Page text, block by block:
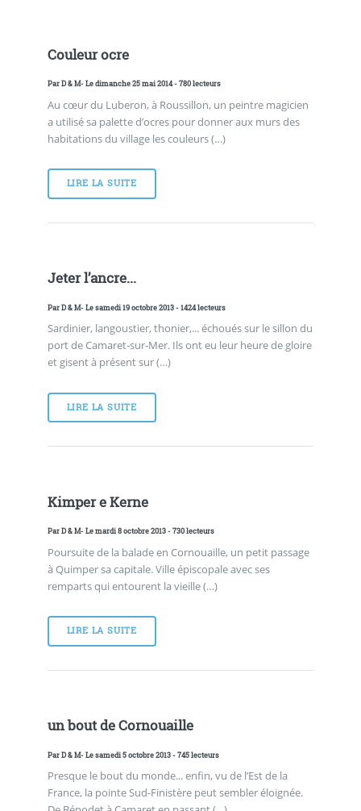
Couleur ocre
ParD & M- Le dimanche 25 mai 2014 - 780 lecteurs
Au cœur du Luberon, à Roussillon, un peintre magicien
a utilisé sa palette d’ocres pour donner aux murs des
habitations du village les couleurs (…)
LIRE LA SUITE
Jeter l’ancre...
ParD & M- Le samedi 19 octobre 2013 - 1424 lecteurs
Sardinier, langoustier, thonier,... échoués sur le sillon du
port de Camaret-sur-Mer. Ils ont eu leur heure de gloire
et gisent à présent sur (…)
LIRE LA SUITE
Kimper e Kerne
ParD & M- Le mardi 8 octobre 2013 - 730 lecteurs
Poursuite de la balade en Cornouaille, un petit passage
à Quimper sa capitale. Ville épiscopale avec ses
remparts qui entourent la vieille (…)
LIRE LA SUITE
un bout de Cornouaille
ParD & M- Le samedi 5 octobre 2013 - 745 lecteurs
Presque le bout du monde... enfin, vu de l’Est de la
France, la pointe Sud-Finistère peut sembler éloignée.